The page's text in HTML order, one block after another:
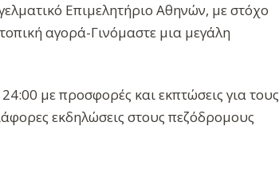
Επιμελητήριο Αθηνών, με στόχο
αγορά-Γινόμαστε μια μεγάλη
με προσφορές και εκπτώσεις για τους
εκδηλώσεις στους πεζόδρομους